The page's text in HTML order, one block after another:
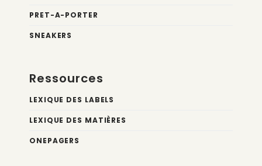
PRET-A-PORTER
SNEAKERS
Ressources
LEXIQUE DES LABELS
LEXIQUE DES MATIÈRES
ONEPAGERS